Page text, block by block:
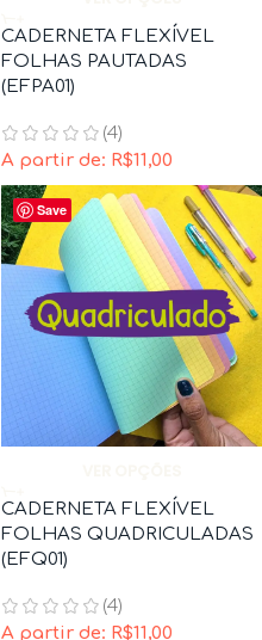
CADERNETA FLEXÍVEL
FOLHAS PAUTADAS
(EFPA01)
(4)
A partir de: R$11,00
Save
CADERNETA FLEXÍVEL
FOLHAS QUADRICULADAS
(EFQ01)
(4)
A partir de: R$11,00